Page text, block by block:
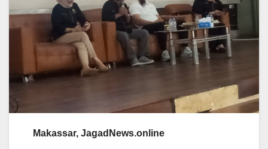
Makassar, JagadNews.online